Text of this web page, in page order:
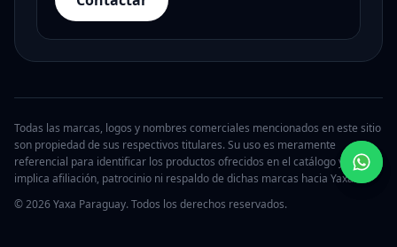
Todas las marcas, logos y nombres comerciales mencionados en este sitio
son propiedad de sus respectivos titulares. Su uso es meramente
referencial para identificar los productos ofrecidos en el catálogo y no
implica afiliación, patrocinio ni respaldo de dichas marcas hacia Yaxa.
© 2026 Yaxa Paraguay. Todos los derechos reservados.